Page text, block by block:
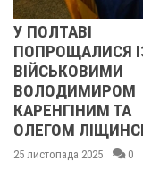
ІЗ
ТА
ЛІЩИНСЬКИМ
2025 0